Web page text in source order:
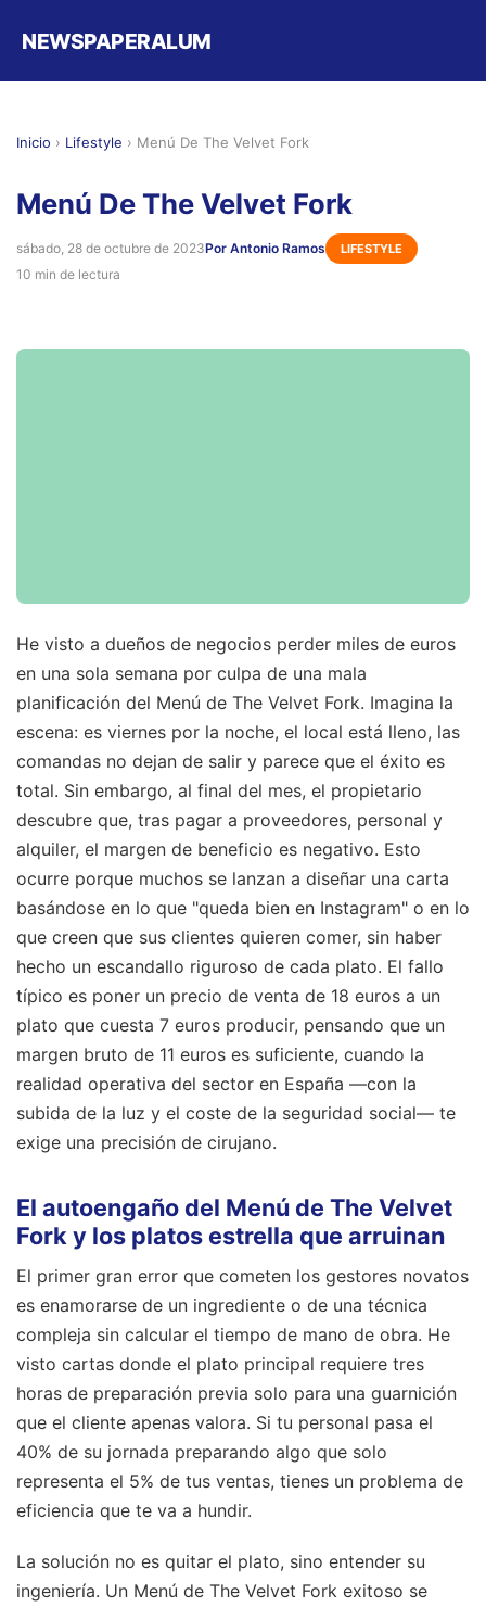
NEWSPAPERALUM
Inicio › Lifestyle › Menú De The Velvet Fork
Menú De The Velvet Fork
sábado, 28 de octubre de 2023Por Antonio Ramos LIFESTYLE
10 min de lectura
He visto a dueños de negocios perder miles de euros
en una sola semana por culpa de una mala
planificación del Menú de The Velvet Fork. Imagina la
escena: es viernes por la noche, el local está lleno, las
comandas no dejan de salir y parece que el éxito es
total. Sin embargo, al final del mes, el propietario
descubre que, tras pagar a proveedores, personal y
alquiler, el margen de beneficio es negativo. Esto
ocurre porque muchos se lanzan a diseñar una carta
basándose en lo que "queda bien en Instagram" o en lo
que creen que sus clientes quieren comer, sin haber
hecho un escandallo riguroso de cada plato. El fallo
típico es poner un precio de venta de 18 euros a un
plato que cuesta 7 euros producir, pensando que un
margen bruto de 11 euros es suficiente, cuando la
realidad operativa del sector en España —con la
subida de la luz y el coste de la seguridad social— te
exige una precisión de cirujano.
El autoengaño del Menú de The Velvet
Fork y los platos estrella que arruinan
El primer gran error que cometen los gestores novatos
es enamorarse de un ingrediente o de una técnica
compleja sin calcular el tiempo de mano de obra. He
visto cartas donde el plato principal requiere tres
horas de preparación previa solo para una guarnición
que el cliente apenas valora. Si tu personal pasa el
40% de su jornada preparando algo que solo
representa el 5% de tus ventas, tienes un problema de
eficiencia que te va a hundir.
La solución no es quitar el plato, sino entender su
ingeniería. Un Menú de The Velvet Fork exitoso se